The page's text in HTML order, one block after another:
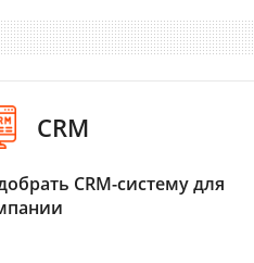
CRM
CRM-систему для